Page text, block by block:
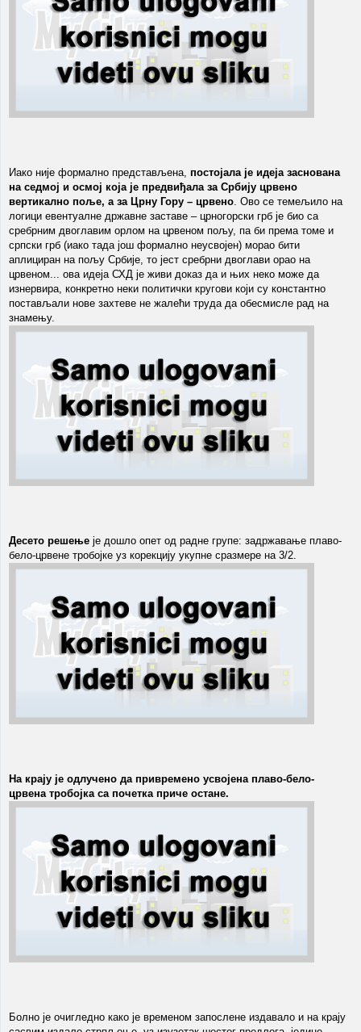
Иако није формално представљена, постојала је идеја заснована
на седмој и осмој која је предвиђала за Србију црвено
вертикално поље, а за Црну Гору – црвено . Ово се темељило на
логици евентуалне државне заставе – црногорски грб је био са
сребрним двоглавим орлом на црвеном пољу, па би према томе и
српски грб (иако тада још формално неусвојен) морао бити
аплициран на пољу Србије, то јест сребрни двоглави орао на
црвеном... ова идеја СХД је живи доказ да и њих неко може да
изнервира, конкретно неки политички кругови који су константно
постављали нове захтеве не жалећи труда да обесмисле рад на
знамењу.
Десето решење је дошло опет од радне групе: задржавање плаво-
бело-црвене тробојке уз корекцију укупне сразмере на 3/2.
На крају је одлучено да привремено усвојена плаво-бело-
црвена тробојка са почетка приче остане.
Болно је очигледно како је временом запослене издавало и на крају